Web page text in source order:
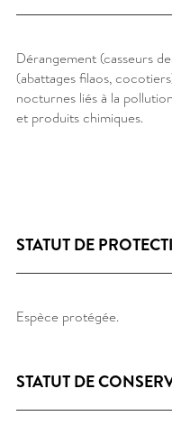
Dérangement (casseurs
(abattages filaos,
nocturnes liés à la
et produits chimiques.
STATUT DE
Espèce protégée.
STATUT DE